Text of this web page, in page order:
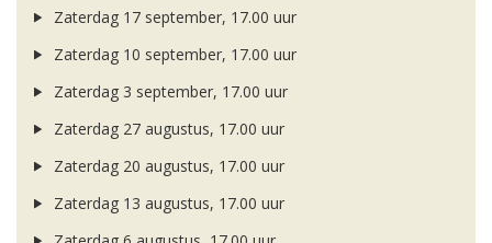
Zaterdag 17 september, 17.00 uur
Zaterdag 10 september, 17.00 uur
Zaterdag 3 september, 17.00 uur
Zaterdag 27 augustus, 17.00 uur
Zaterdag 20 augustus, 17.00 uur
Zaterdag 13 augustus, 17.00 uur